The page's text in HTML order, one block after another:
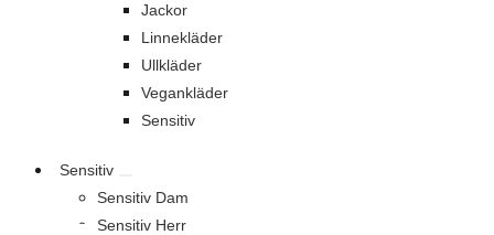
Jackor
Linnekläder
Ullkläder
Vegankläder
Sensitiv
Sensitiv
Sensitiv Dam
Sensitiv Herr